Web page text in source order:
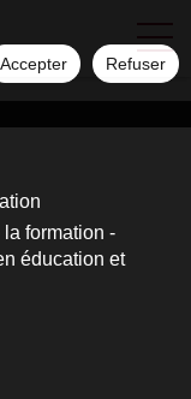
Accepter Refuser
la formation -
éducation et